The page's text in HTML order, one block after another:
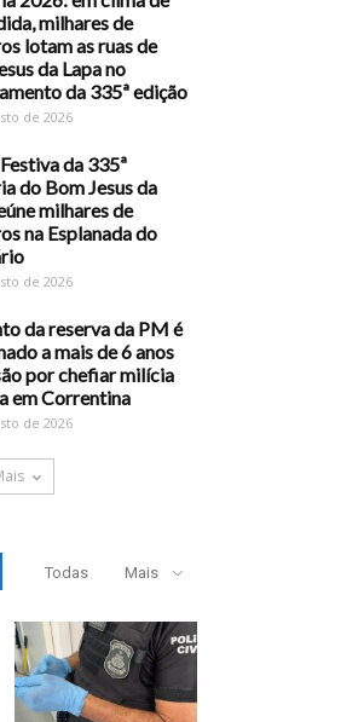
milhares de
lotam as ruas de
da Lapa no
da 335ª edição
de 2026
da 335ª
do Bom Jesus da
milhares de
na Esplanada do
de 2026
da reserva da PM é
a mais de 6 anos
por chefiar milícia
em Correntina
de 2026
Todas Mais